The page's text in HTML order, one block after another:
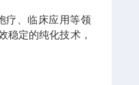
疗、临床应用等领
稳定的纯化技术，